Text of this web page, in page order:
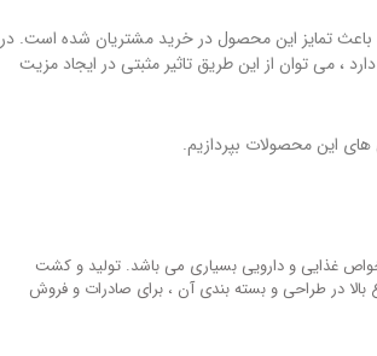
باعث تمایز این محصول در خرید مشتریان شده است. در
، می توان از این طریق تاثیر مثبتی در ایجاد مزیت
این محصولات بپردازیم.
غذایی و دارویی بسیاری می باشد. تولید و کشت
بالا در طراحی و بسته بندی آن ، برای صادرات و فروش